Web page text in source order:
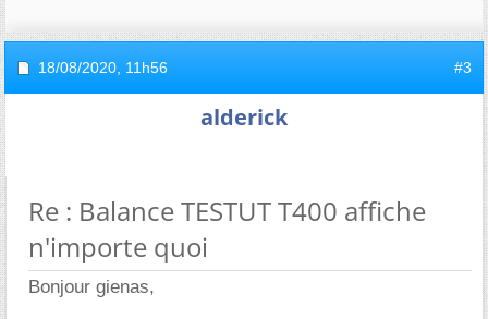
18/08/2020, 11h56 #3
alderick
Re : Balance TESTUT T400 affiche
n'importe quoi
Bonjour gienas,